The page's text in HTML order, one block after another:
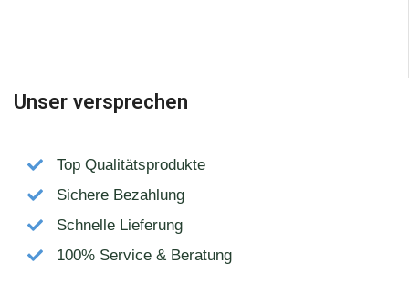
Unser versprechen
Top Qualitätsprodukte
Sichere Bezahlung
Schnelle Lieferung
100% Service & Beratung